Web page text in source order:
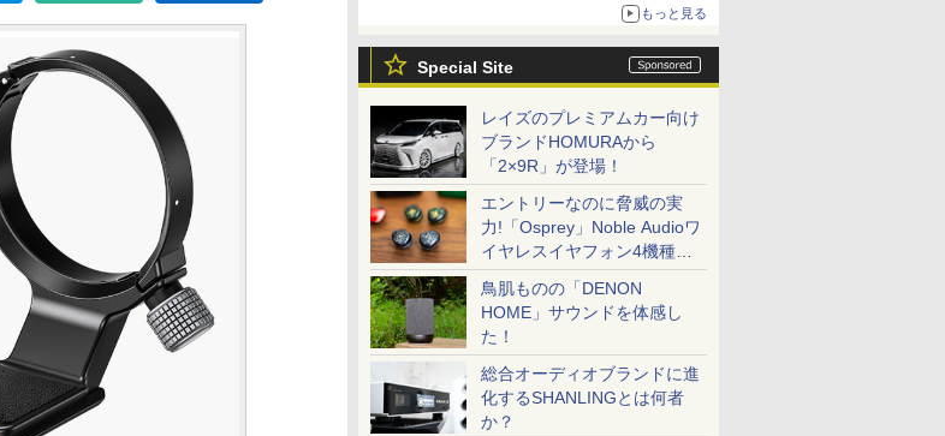
もっと見る
Special Site
レイズのプレミアムカー向け
ブランドHOMURAから
「2×9R」が登場！
エントリーなのに脅威の実
力!「Osprey」Noble Audioワ
イヤレスイヤフォン4機種を
一気に聴く
鳥肌ものの「DENON
HOME」サウンドを体感し
た！
総合オーディオブランドに進
化するSHANLINGとは何者
か？